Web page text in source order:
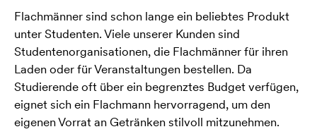
Flachmänner sind schon lange ein beliebtes Produkt
unter Studenten. Viele unserer Kunden sind
Studentenorganisationen, die Flachmänner für ihren
Laden oder für Veranstaltungen bestellen. Da
Studierende oft über ein begrenztes Budget verfügen,
eignet sich ein Flachmann hervorragend, um den
eigenen Vorrat an Getränken stilvoll mitzunehmen.